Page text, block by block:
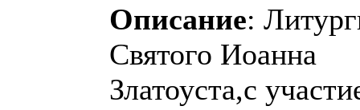
Описание:
Святого Иоанна
Златоуста,с